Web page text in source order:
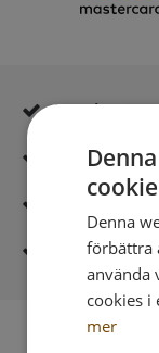
Inga kopior
Säker
Direkt
Syna -
Denna
förbättra
använda
cookies i
mer